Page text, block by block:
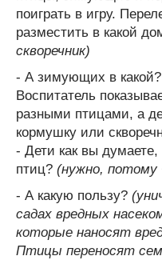
поиграть в игру.
разместить в какой
скворечник)
- А зимующих в какой?
Воспитатель
разными птицами, а
кормушку или
- Дети как вы
птиц? (нужно, потому
- А какую пользу?
садах вредных
которые наносят
Птицы переносят